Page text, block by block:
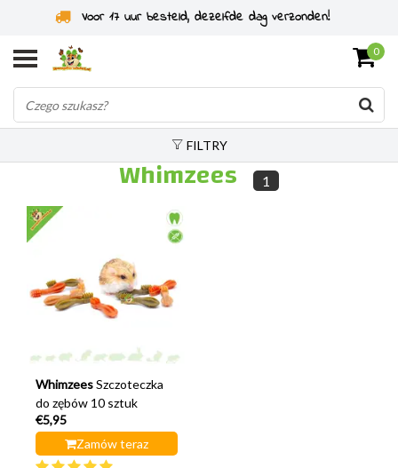
Voor 17 uur besteld, dezelfde dag verzonden!
0
FILTRY
Whimzees 1
Whimzees Szczoteczka
do zębów 10 sztuk
€5,95
Zamów teraz